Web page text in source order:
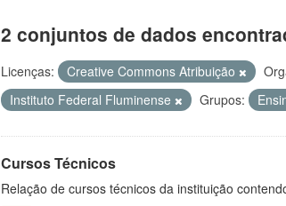
2 conjuntos de dados
Licenças: Creative Commons Atribuição
Instituto Federal Fluminense
Grupos:
Cursos Técnicos
Relação de cursos técnicos da instituição